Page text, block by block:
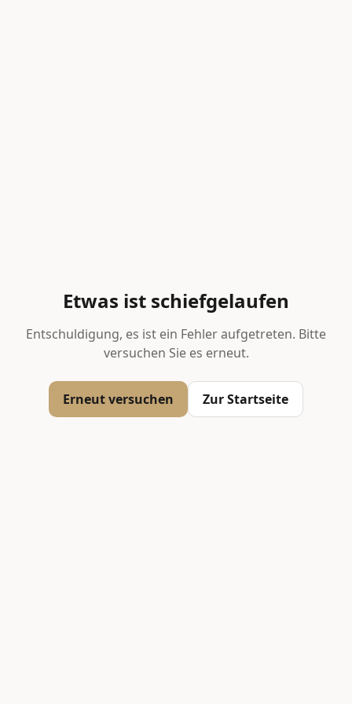
Etwas ist schiefgelaufen
Entschuldigung, es ist ein Fehler aufgetreten. Bitte
versuchen Sie es erneut.
Erneut versuchen Zur Startseite